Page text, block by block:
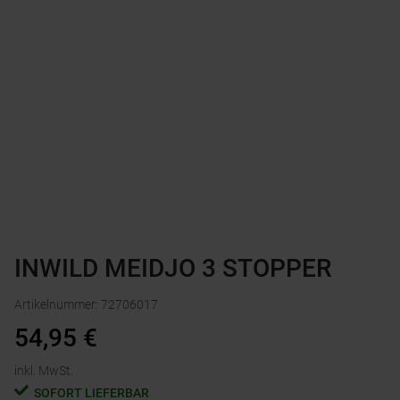
INWILD MEIDJO 3 STOPPER
Artikelnummer: 72706017
54,95 €
inkl. MwSt.
SOFORT LIEFERBAR